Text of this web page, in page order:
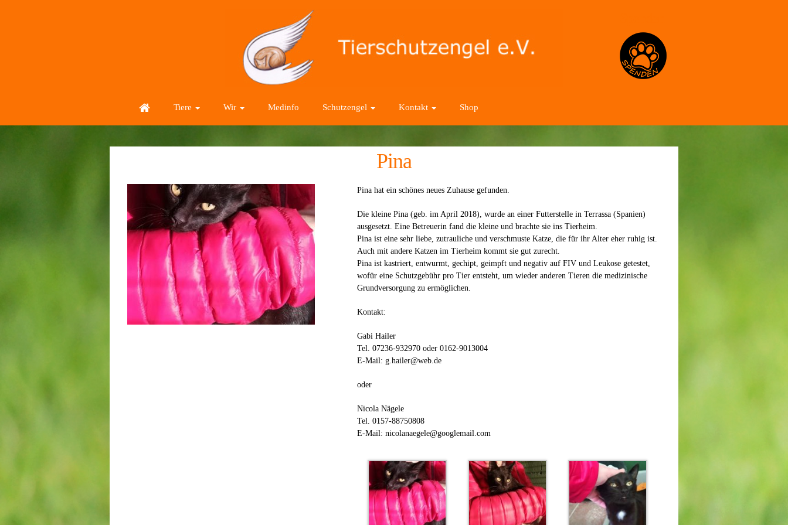
Tiere Wir Medinfo Schutzengel Kontakt Shop
Pina
Pina hat ein schönes neues Zuhause gefunden.
Die kleine Pina (geb. im April 2018), wurde an einer Futterstelle in Terrassa (Spanien)
ausgesetzt. Eine Betreuerin fand die kleine und brachte sie ins Tierheim.
Pina ist eine sehr liebe, zutrauliche und verschmuste Katze, die für ihr Alter eher ruhig ist.
Auch mit andere Katzen im Tierheim kommt sie gut zurecht.
Pina ist kastriert, entwurmt, gechipt, geimpft und negativ auf FIV und Leukose getestet,
wofür eine Schutzgebühr pro Tier entsteht, um wieder anderen Tieren die medizinische
Grundversorgung zu ermöglichen.
Kontakt:
Gabi Hailer
Tel. 07236-932970 oder 0162-9013004
E-Mail: g.hailer@web.de
oder
Nicola Nägele
Tel. 0157-88750808
E-Mail: nicolanaegele@googlemail.com